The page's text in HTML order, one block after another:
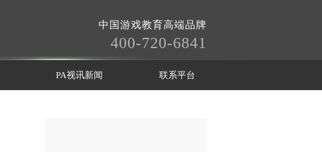
中国游戏教育高端品牌
400-720-6841
PA视讯新闻 联系平台